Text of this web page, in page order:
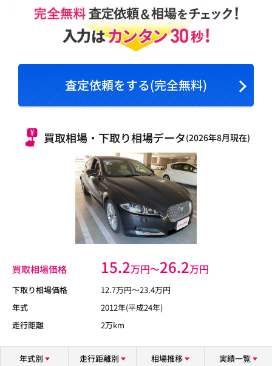
査定依頼をする(完全無料)
買取相場・下取り相場データ(2026年8月現在)
買取相場価格 15.2万円〜26.2万円
下取り相場価格 12.7万円〜23.4万円
年式
2012年(平成24年)
走行距離
2万km
年式別 走行距離別 相場推移 実績一覧